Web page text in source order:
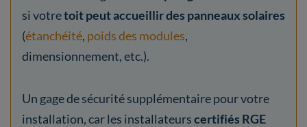
si votretoit peut accueillir des panneaux solaires
(étanchéité, poids des modules,
dimensionnement, etc.).
Un gage de sécurité supplémentaire pour votre
installation, car les installateurscertifiés RGE